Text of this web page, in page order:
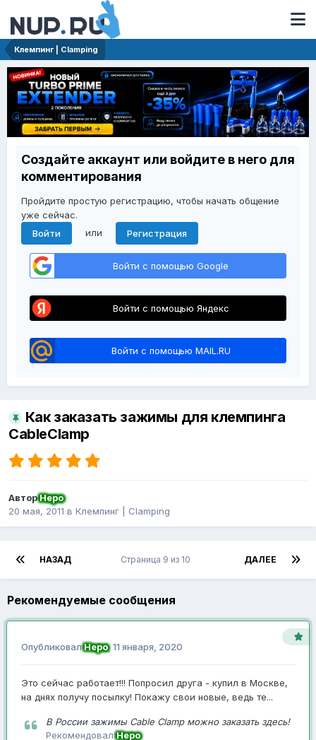
Клемпинг | Clamping
Создайте аккаунт или войдите в него для
комментирования
Пройдите простую регистрацию, чтобы начать общение
уже сейчас.
Войти
или Регистрация
Войти с помощью Google
Войти с помощью Яндекс
Войти с помощью MAIL.RU
Как заказать зажимы для клемпинга
CableClamp
АвторНеро
20 мая, 2011 в Клемпинг | Clamping
НАЗАД ДАЛЕЕ
Страница 9 из 10
Рекомендуемые сообщения
ОпубликовалНеро,11 января, 2020
Это сейчас работает!!! Попросил друга - купил в Москве,
на днях получу посылку! Покажу свои новые, ведь те...
В России зажимы Cable Clamp можно заказать здесь!
РекомендовалНеро